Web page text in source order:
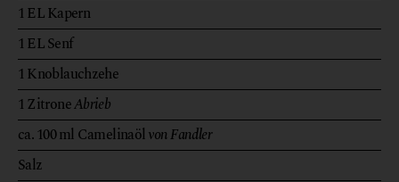
1 ELKapern
1 ELSenf
1 Knoblauchzehe
1 ZitroneAbrieb
ca. 100ml Camelinaölvon Fandler
Salz